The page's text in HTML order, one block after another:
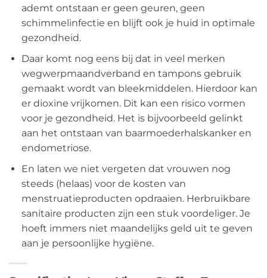
ademt ontstaan er geen geuren, geen
schimmelinfectie en blijft ook je huid in optimale
gezondheid.
Daar komt nog eens bij dat in veel merken
wegwerpmaandverband en tampons gebruik
gemaakt wordt van bleekmiddelen. Hierdoor kan
er dioxine vrijkomen. Dit kan een risico vormen
voor je gezondheid. Het is bijvoorbeeld gelinkt
aan het ontstaan van baarmoederhalskanker en
endometriose.
En laten we niet vergeten dat vrouwen nog
steeds (helaas) voor de kosten van
menstruatieproducten opdraaien. Herbruikbare
sanitaire producten zijn een stuk voordeliger. Je
hoeft immers niet maandelijks geld uit te geven
aan je persoonlijke hygiëne.